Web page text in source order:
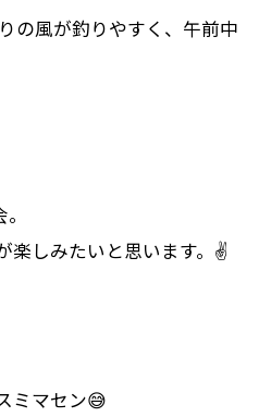
の風が釣りやすく、午前中
楽しみたいと思います。✌
ミマセン😅